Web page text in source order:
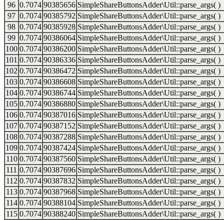
96 0.7074 90385656 SimpleShareButtonsAdder\Util::parse_args( )
97 0.7074 90385792 SimpleShareButtonsAdder\Util::parse_args( )
98 0.7074 90385928 SimpleShareButtonsAdder\Util::parse_args( )
99 0.7074 90386064 SimpleShareButtonsAdder\Util::parse_args( )
100 0.7074 90386200 SimpleShareButtonsAdder\Util::parse_args( )
101 0.7074 90386336 SimpleShareButtonsAdder\Util::parse_args( )
102 0.7074 90386472 SimpleShareButtonsAdder\Util::parse_args( )
103 0.7074 90386608 SimpleShareButtonsAdder\Util::parse_args( )
104 0.7074 90386744 SimpleShareButtonsAdder\Util::parse_args( )
105 0.7074 90386880 SimpleShareButtonsAdder\Util::parse_args( )
106 0.7074 90387016 SimpleShareButtonsAdder\Util::parse_args( )
107 0.7074 90387152 SimpleShareButtonsAdder\Util::parse_args( )
108 0.7074 90387288 SimpleShareButtonsAdder\Util::parse_args( )
109 0.7074 90387424 SimpleShareButtonsAdder\Util::parse_args( )
110 0.7074 90387560 SimpleShareButtonsAdder\Util::parse_args( )
111 0.7074 90387696 SimpleShareButtonsAdder\Util::parse_args( )
112 0.7074 90387832 SimpleShareButtonsAdder\Util::parse_args( )
113 0.7074 90387968 SimpleShareButtonsAdder\Util::parse_args( )
114 0.7074 90388104 SimpleShareButtonsAdder\Util::parse_args( )
115 0.7074 90388240 SimpleShareButtonsAdder\Util::parse_args( )